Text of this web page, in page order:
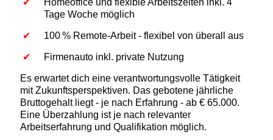
Homeoffice und flexible Arbeitszeiten inkl. 4
Tage Woche möglich
100 % Remote-Arbeit - flexibel von überall aus
Firmenauto inkl. private Nutzung
Es erwartet dich eine verantwortungsvolle Tätigkeit
mit Zukunftsperspektiven. Das gebotene jährliche
Bruttogehalt liegt - je nach Erfahrung - ab € 65.000.
Eine Überzahlung ist je nach relevanter
Arbeitserfahrung und Qualifikation möglich.